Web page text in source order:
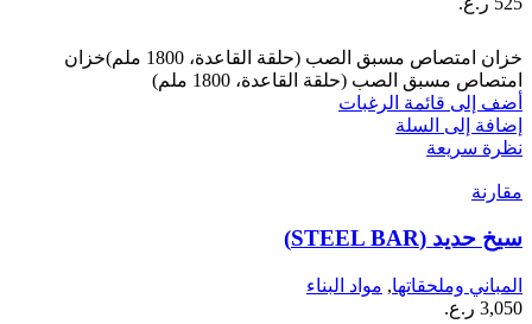
خزان امتصاص مسبق الصب (حلقة القاعدة، 1800 ملم)خزان
امتصاص مسبق الصب (حلقة القاعدة، 1800 ملم)
أضف إلى قائمة الرغبات
إضافة إلى السلة
نظرة سريعة
مقارنة
سيخ حديد (STEEL BAR)
المباني وملحقاتها, مواد البناء
3,050 ر.ع.